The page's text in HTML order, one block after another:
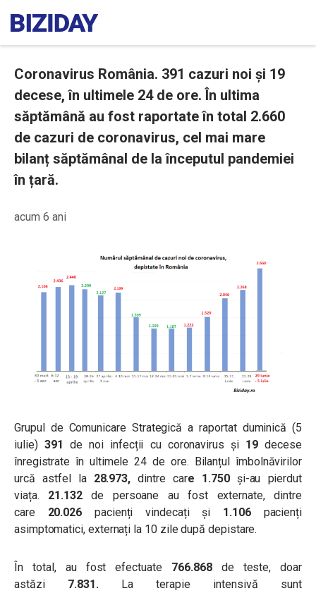
Coronavirus România. 391 cazuri noi și 19
decese, în ultimele 24 de ore. În ultima
săptămână au fost raportate în total 2.660
de cazuri de coronavirus, cel mai mare
bilanț săptămânal de la începutul pandemiei
în țară.
acum 6 ani
Grupul de Comunicare Strategică a raportat duminică (5
iulie) 391 de noi infecții cu coronavirus și 19 decese
înregistrate în ultimele 24 de ore. Bilanțul îmbolnăvirilor
urcă astfel la 28.973, dintre care 1.750 și-au pierdut
viața. 21.132de persoane au fost externate, dintre
care 20.026 pacienți vindecați și 1.106pacienți
asimptomatici, externați la 10 zile după depistare.
În total, au fost efectuate766.868
de teste, doar
astăzi
7.831.
La terapie intensivă sunt